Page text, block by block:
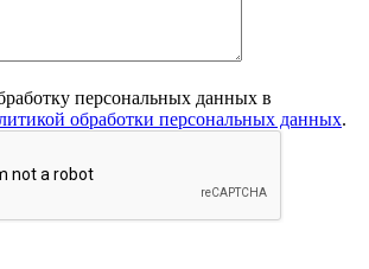
персональных данных в
обработки персональных данных.